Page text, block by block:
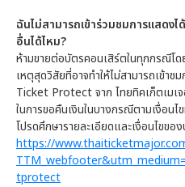
ฉันไม่สามารถเข้าร่วมชมการแสดง
อื่นได้ไหม?
ห้ามขายต่อบัตรคอนเสิร์ตในทุกกรณีโ
เหตุสุดวิสัยที่อาจทำให้ไม่สามารถเข้า
Ticket Protect จาก ไทยทิคเก็ตเมเจ
ในการขอคืนเงินในบางกรณีตามเงื่อนไ
โปรดศึกษารายละเอียดและเงื่อนไขข
https://
tprotect